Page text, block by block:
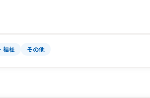
福祉 その他